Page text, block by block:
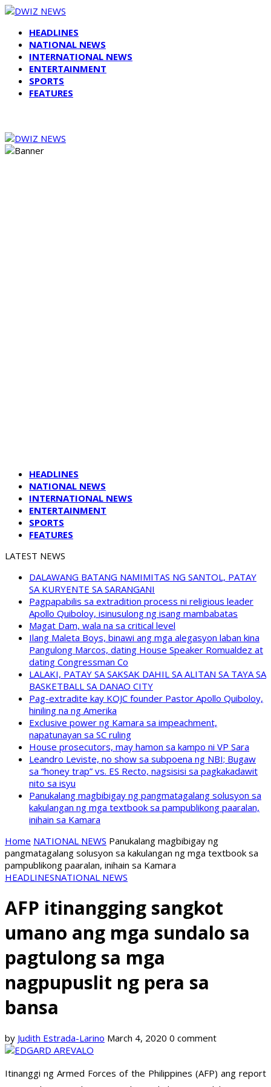
HEADLINES
NATIONAL NEWS
INTERNATIONAL NEWS
ENTERTAINMENT
SPORTS
FEATURES
HEADLINES
NATIONAL NEWS
INTERNATIONAL NEWS
ENTERTAINMENT
SPORTS
FEATURES
LATEST NEWS
DALAWANG BATANG NAMIMITAS NG SANTOL, PATAY
SA KURYENTE SA SARANGANI
Pagpapabilis sa extradition process ni religious leader
Apollo Quiboloy, isinusulong ng isang mambabatas
Magat Dam, wala na sa critical level
Ilang Maleta Boys, binawi ang mga alegasyon laban kina
Pangulong Marcos, dating House Speaker Romualdez at
dating Congressman Co
LALAKI, PATAY SA SAKSAK DAHIL SA ALITAN SA TAYA SA
BASKETBALL SA DANAO CITY
Pag-extradite kay KOJC founder Pastor Apollo Quiboloy,
hiniling na ng Amerika
Exclusive power ng Kamara sa impeachment,
napatunayan sa SC ruling
House prosecutors, may hamon sa kampo ni VP Sara
Leandro Leviste, no show sa subpoena ng NBI; Bugaw
sa “honey trap” vs. ES Recto, nagsisisi sa pagkakadawit
nito sa isyu
Panukalang magbibigay ng pangmatagalang solusyon sa
kakulangan ng mga textbook sa pampublikong paaralan,
inihain sa Kamara
Home NATIONAL NEWS Panukalang magbibigay ng
pangmatagalang solusyon sa kakulangan ng mga textbook sa
pampublikong paaralan, inihain sa Kamara
HEADLINESNATIONAL NEWS
AFP itinangging sangkot
umano ang mga sundalo sa
pagtulong sa mga
nagpupuslit ng pera sa
bansa
by Judith Estrada-Larino March 4, 2020 0 comment
Itinanggi ng Armed Forces of the Philippines (AFP) ang report